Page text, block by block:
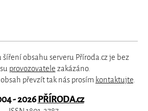
obsahu serveru Příroda.cz je bez
provozovatele zakázáno.
převzít tak nás prosím kontaktujte
- 2026PŘÍRODA.cz